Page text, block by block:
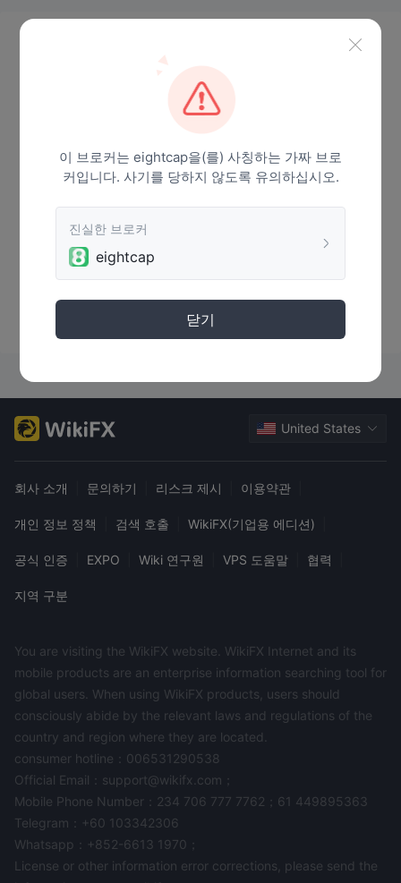
이 브로커는 eightcap을(를) 사칭하는 가짜 브로
커입니다. 사기를 당하지 않도록 유의하십시오.
진실한 브로커
eightcap
닫기
United States
회사 소개 문의하기 리스크 제시 이용약관
개인 정보 정책 검색 호출 WikiFX(기업용 에디션)
공식 인증 EXPO Wiki 연구원 VPS 도움말 협력
지역 구분
You are visiting the WikiFX website. WikiFX Internet and its
mobile products are an enterprise information searching tool for
global users. When using WikiFX products, users should
consciously abide by the relevant laws and regulations of the
country and region where they are located.
consumer hotline：006531290538
Official Email：support@wikifx.com；
Mobile Phone Number：234 706 777 7762；61 449895363
Telegram：+60 103342306
Whatsapp：+852-6613 1970；
License or other information error corrections, please send the